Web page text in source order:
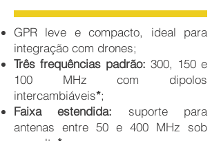
GPR leve e compacto, ideal para
integração com drones;
Três frequências padrão: 300, 150 e
100 MHz com dipolos
intercambiáveis*;
Faixa estendida: suporte para
antenas entre 50 e 400 MHz sob